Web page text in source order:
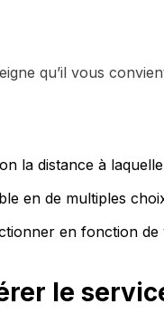
qu’il vous
la distance à
en de multiples
en fonction de
le